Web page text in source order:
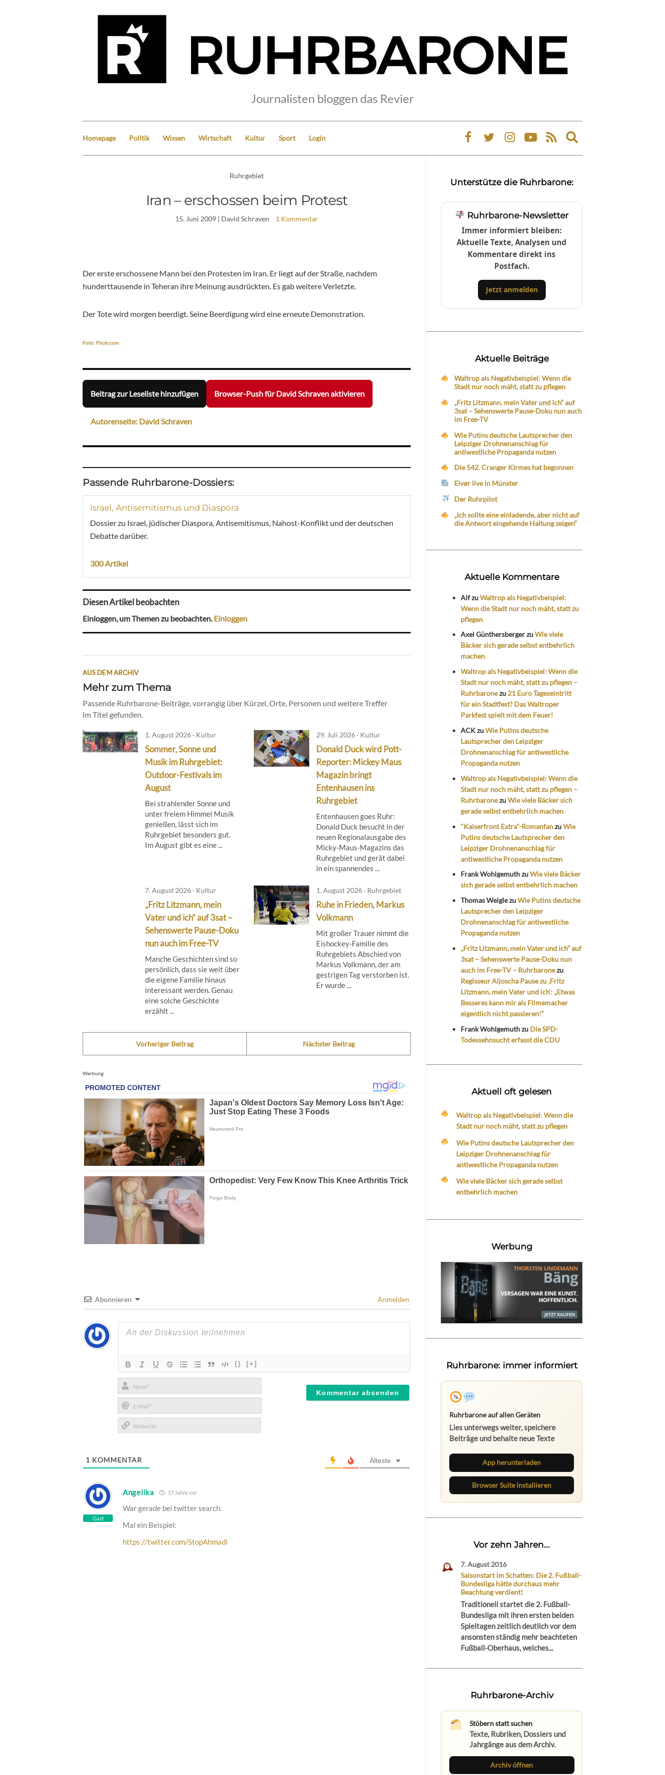
Journalisten bloggen das Revier
Homepage Politik Wissen Wirtschaft Kultur Sport Login
Expand
search
Ruhrgebiet
Iran – erschossen beim Protest
15. Juni 2009 | David Schraven 1 Kommentar
Der erste erschossene Mann bei den Protesten im Iran. Er liegt auf der Straße, nachdem
hunderttausende in Teheran ihre Meinung ausdrückten. Es gab weitere Verletzte.
Der Tote wird morgen beerdigt. Seine Beerdigung wird eine erneute Demonstration.
Foto: Flickr.com
Beitrag zur Leseliste hinzufügen Browser-Push für David Schraven aktivieren
Autorenseite: David Schraven
Passende Ruhrbarone-Dossiers:
Israel, Antisemitismus und Diaspora
Dossier zu Israel, jüdischer Diaspora, Antisemitismus, Nahost-Konflikt und der deutschen
Debatte darüber.
300 Artikel
Diesen Artikel beobachten
Einloggen, um Themen zu beobachten.Einloggen
AUS DEM ARCHIV
Mehr zum Thema
Passende Ruhrbarone-Beiträge, vorrangig über Kürzel, Orte, Personen und weitere Treffer
im Titel gefunden.
1. August 2026 · Kultur
Sommer, Sonne und
Musik im Ruhrgebiet:
Outdoor-Festivals im
August
Bei strahlender Sonne und
unter freiem Himmel Musik
genießen, lässt sich im
Ruhrgebiet besonders gut.
Im August gibt es eine ...
29. Juli 2026 · Kultur
Donald Duck wird Pott-
Reporter: Mickey Maus
Magazin bringt
Entenhausen ins
Ruhrgebiet
Entenhausen goes Ruhr:
Donald Duck besucht in der
neuen Regionalausgabe des
Micky‑Maus‑Magazins das
Ruhrgebiet und gerät dabei
in ein spannendes ...
7. August 2026 · Kultur
„Fritz Litzmann, mein
Vater und ich“ auf 3sat –
Sehenswerte Pause-Doku
nun auch im Free-TV
Manche Geschichten sind so
persönlich, dass sie weit über
die eigene Familie hinaus
interessant werden. Genau
eine solche Geschichte
erzählt ...
1. August 2026 · Ruhrgebiet
Ruhe in Frieden, Markus
Volkmann
Mit großer Trauer nimmt die
Eishockey-Familie des
Ruhrgebiets Abschied von
Markus Volkmann, der am
gestrigen Tag verstorben ist.
Er wurde ...
Vorheriger Beitrag Nächster Beitrag
Werbung
Abonnieren Anmelden
{} [+]
Name*
E-
Mail*
1 KOMMENTAR Älteste
Gast
Angelika 17 Jahre vor
War gerade bei twitter search.
Mal ein Beispiel:
https://twitter.com/StopAhmadi
Unterstütze die Ruhrbarone:
Ruhrbarone-Newsletter
Immer informiert bleiben:
Aktuelle Texte, Analysen und
Kommentare direkt ins
Postfach.
Jetzt anmelden
Aktuelle Beiträge
Waltrop als Negativbeispiel: Wenn die
Stadt nur noch mäht, statt zu pflegen
„Fritz Litzmann, mein Vater und ich“ auf
3sat – Sehenswerte Pause-Doku nun auch
im Free-TV
Wie Putins deutsche Lautsprecher den
Leipziger Drohnenanschlag für
antiwestliche Propaganda nutzen
Die 542. Cranger Kirmes hat begonnen
Eivør live in Münster
Der Ruhrpilot
„Ich sollte eine einladende, aber nicht auf
die Antwort eingehende Haltung zeigen“
Aktuelle Kommentare
AlfzuWaltrop als Negativbeispiel:
Wenn die Stadt nur noch mäht, statt zu
pflegen
Axel GünthersbergerzuWie viele
Bäcker sich gerade selbst entbehrlich
machen
Waltrop als Negativbeispiel: Wenn die
Stadt nur noch mäht, statt zu pflegen –
Ruhrbaronezu 21 Euro Tageseintritt
für ein Stadtfest? Das Waltroper
Parkfest spielt mit dem Feuer!
ACKzuWie Putins deutsche
Lautsprecher den Leipziger
Drohnenanschlag für antiwestliche
Propaganda nutzen
Waltrop als Negativbeispiel: Wenn die
Stadt nur noch mäht, statt zu pflegen –
RuhrbaronezuWie viele Bäcker sich
gerade selbst entbehrlich machen
"Kaiserfront Extra"-RomanfanzuWie
Putins deutsche Lautsprecher den
Leipziger Drohnenanschlag für
antiwestliche Propaganda nutzen
Frank WohlgemuthzuWie viele Bäcker
sich gerade selbst entbehrlich machen
Thomas WeiglezuWie Putins deutsche
Lautsprecher den Leipziger
Drohnenanschlag für antiwestliche
Propaganda nutzen
„Fritz Litzmann, mein Vater und ich“ auf
3sat – Sehenswerte Pause-Doku nun
auch im Free-TV – Ruhrbaronezu
Regisseur Aljoscha Pause zu ‚Fritz
Litzmann, mein Vater und ich‘: „Etwas
Besseres kann mir als Filmemacher
eigentlich nicht passieren!“
Frank Wohlgemuthzu Die SPD-
Todessehnsucht erfasst die CDU
Aktuell oft gelesen
Waltrop als Negativbeispiel: Wenn die
Stadt nur noch mäht, statt zu pflegen
Wie Putins deutsche Lautsprecher den
Leipziger Drohnenanschlag für
antiwestliche Propaganda nutzen
Wie viele Bäcker sich gerade selbst
entbehrlich machen
Werbung
Ruhrbarone: immer informiert
Ruhrbarone auf allen Geräten
Lies unterwegs weiter, speichere
Beiträge und behalte neue Texte
App herunterladen
Browser Suite installieren
Vor zehn Jahren...
7. August 2016
Saisonstart im Schatten: Die 2. Fußball-
Bundesliga hätte durchaus mehr
Beachtung verdient!
Traditionell startet die 2. Fußball-
Bundesliga mit ihren ersten beiden
Spieltagen zeitlich deutlich vor dem
ansonsten ständig mehr beachteten
Fußball-Oberhaus, welches...
Ruhrbarone-Archiv
Stöbern statt suchen
Texte, Rubriken, Dossiers und
Jahrgänge aus dem Archiv.
Archiv öffnen